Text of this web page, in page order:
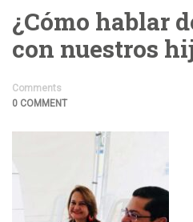
¿Cómo hablar
con nuestros
Comments
0 COMMENT